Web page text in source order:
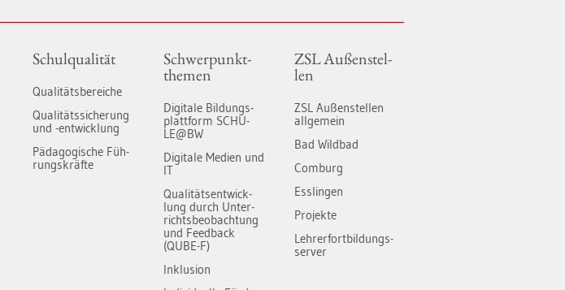
Schul­qua­li­tät
Qua­li­täts­be­rei­che
Qua­li­täts­si­che­rung
und -ent­wick­lung
Päd­ago­gi­sche Füh­
rungs­kräf­te
Schwer­punkt­
the­men
Di­gi­ta­le Bil­dungs­
platt­form SCHU­
LE@BW
Di­gi­ta­le Me­di­en und
IT
Qua­li­täts­ent­wick­
lung durch Un­ter­
richts­be­ob­ach­tung
und Feed­back
(QUBE-F)
In­klu­si­on
ZSL Au­ßen­stel­
len
ZSL Au­ßen­stel­len
all­ge­mein
Bad Wild­bad
Com­burg
Ess­lin­gen
Pro­jek­te
Leh­rer­fort­bil­dungs-
ser­ver